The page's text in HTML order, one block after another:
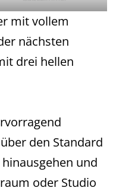
mit vollem
nächsten
drei hellen
den Standard
und
oder Studio